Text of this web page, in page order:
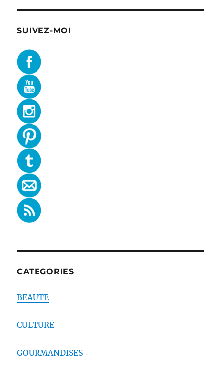
SUIVEZ-MOI
CATEGORIES
BEAUTE
CULTURE
GOURMANDISES